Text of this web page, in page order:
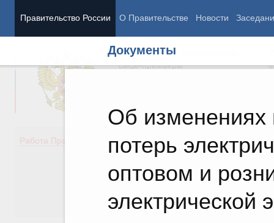
Правительство России О Правительстве Новости
Документы
Об изменениях
потерь
оптовом и
электрической
Председатель Правительства
Вице-премьеры
Работа Правительства
Демография
Здоровье
Культура
Государство